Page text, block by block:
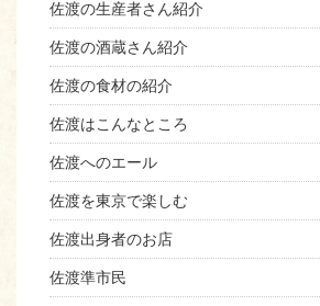
佐渡の生産者さん紹介
佐渡の酒蔵さん紹介
佐渡の食材の紹介
佐渡はこんなところ
佐渡へのエール
佐渡を東京で楽しむ
佐渡出身者のお店
佐渡準市民